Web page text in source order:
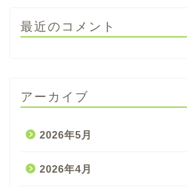
最近のコメント
アーカイブ
2026年5月
2026年4月